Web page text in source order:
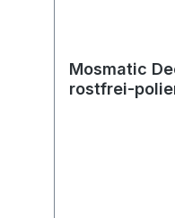
Mosmatic
rostfrei-